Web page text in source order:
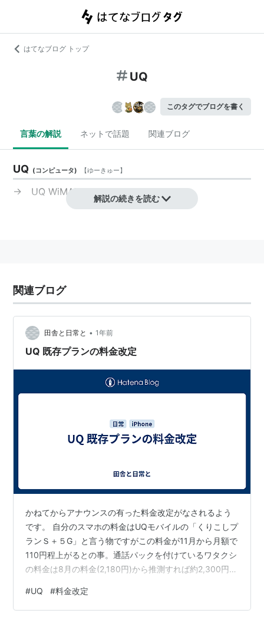
はてなブログ トップ
UQ
このタグでブログを書く
言葉の解説 ネットで話題 関連ブログ
UQ (コンピュータ) 【ゆーきゅー】
→ UQ WiMAX
解説の続きを読む
関連ブログ
田舎と日常と • 1年前
UQ 既存プランの料金改定
かねてからアナウンスの有った料金改定がなされるよう
です。 自分のスマホの料金はUQモバイルの「くりこしプ
ランＳ＋５G」と言う物ですがこの料金が11月から月額で
110円程上がるとの事。通話パックを付けているワタクシ
の料金は8月の料金(2,180円)から推測すれば約2,300円位
し超える程度の料金は、十分安いのでジジイには助かり
ます この2千円ちょいの値段は、前はワイモバイルなん
#UQ #料金改定